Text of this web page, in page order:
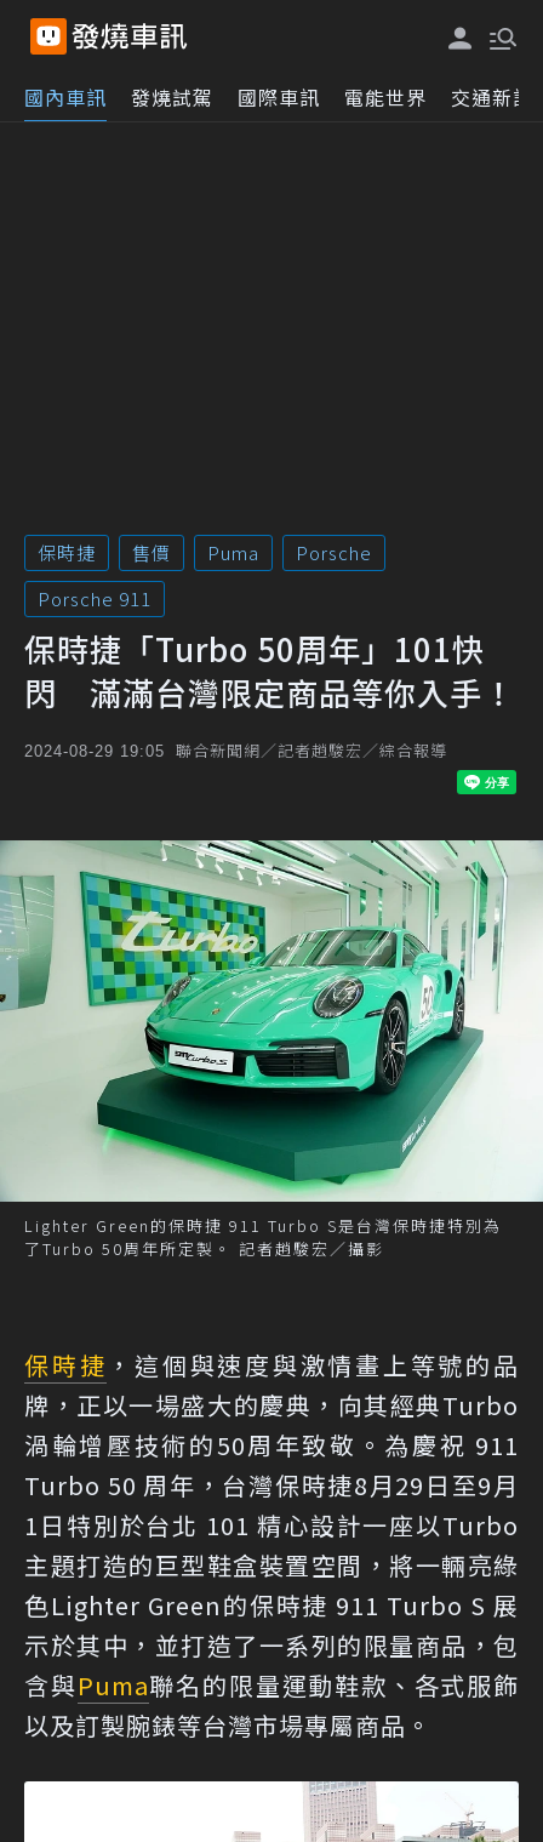
國內車訊 發燒試駕 國際車訊 電能世界 交通新訊
保時捷 售價 Puma
Porsche
Porsche 911
保時捷「Turbo 50周年」101快
閃 滿滿台灣限定商品等你入手！
2024-08-29 19:05 聯合新聞網／記者趙駿宏／綜合報導
Lighter Green的保時捷 911 Turbo S是台灣保時捷特別為
了Turbo 50周年所定製。 記者趙駿宏／攝影
保時捷 ，這個與速度與激情畫上等號的品
牌，正以一場盛大的慶典，向其經典Turbo
渦輪增壓技術的50周年致敬。為慶祝 911
Turbo 50 周年，台灣保時捷8月29日至9月
1日特別於台北 101 精心設計一座以Turbo
主題打造的巨型鞋盒裝置空間，將一輛亮綠
色Lighter Green的保時捷 911 Turbo S 展
示於其中，並打造了一系列的限量商品，包
含與Puma聯名的限量運動鞋款、各式服飾
以及訂製腕錶等台灣市場專屬商品。